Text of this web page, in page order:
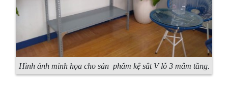
Hình ảnh minh họa cho sản phẩm kệ sắt V lỗ 3 mâm tầng.